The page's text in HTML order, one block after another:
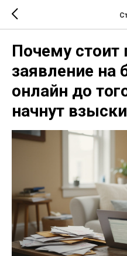
Почему стоит
заявление на
онлайн до
начнут